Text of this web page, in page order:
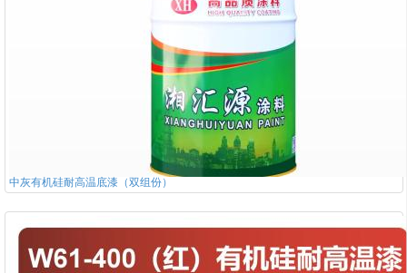
中灰有机硅耐高温底漆（双组份）